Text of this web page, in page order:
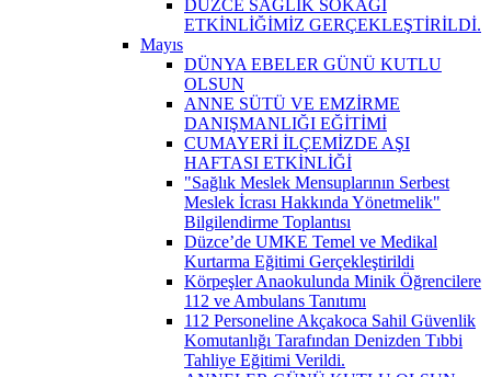
DÜZCE SAĞLIK SOKAĞI
ETKİNLİĞİMİZ GERÇEKLEŞTİRİLDİ.
Mayıs
DÜNYA EBELER GÜNÜ KUTLU
OLSUN
ANNE SÜTÜ VE EMZİRME
DANIŞMANLIĞI EĞİTİMİ
CUMAYERİ İLÇEMİZDE AŞI
HAFTASI ETKİNLİĞİ
"Sağlık Meslek Mensuplarının Serbest
Meslek İcrası Hakkında Yönetmelik"
Bilgilendirme Toplantısı
Düzce’de UMKE Temel ve Medikal
Kurtarma Eğitimi Gerçekleştirildi
Körpeşler Anaokulunda Minik Öğrencilere
112 ve Ambulans Tanıtımı
112 Personeline Akçakoca Sahil Güvenlik
Komutanlığı Tarafından Denizden Tıbbi
Tahliye Eğitimi Verildi.